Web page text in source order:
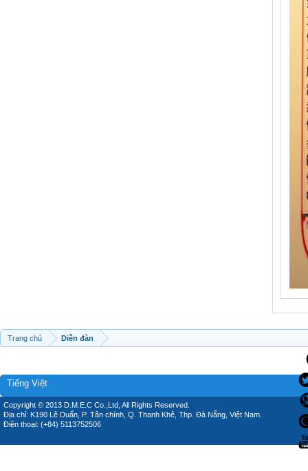
Trang chủ Diễn đàn
Tiếng Việt
Copyright © 2013 D.M.E.C Co.,Ltd, All Rights Reserved.
Địa chỉ: K190 Lê Duẩn, P. Tân chính, Q. Thanh Khê, Thp. Đà Nẵng, Việt Nam.
Điện thoại: (+84) 5113752506